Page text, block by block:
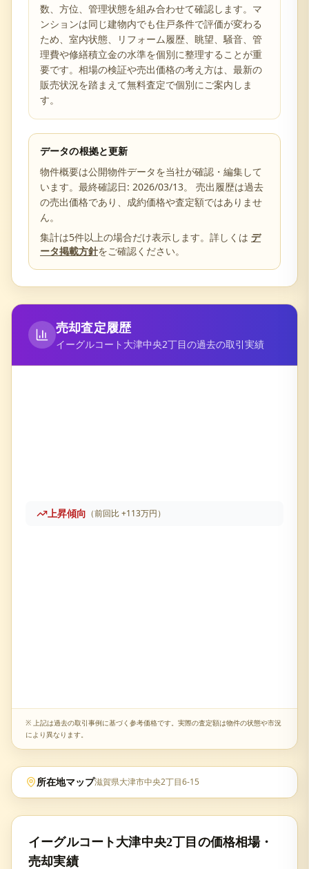
数、方位、管理状態を組み合わせて確認します。マ
ンションは同じ建物内でも住戸条件で評価が変わる
ため、室内状態、リフォーム履歴、眺望、騒音、管
理費や修繕積立金の水準を個別に整理することが重
要です。相場の検証や売出価格の考え方は、最新の
販売状況を踏まえて無料査定で個別にご案内しま
す。
データの根拠と更新
物件概要は公開物件データを当社が確認・編集して
います。最終確認日: 2026/03/13。 売出履歴は過去
の売出価格であり、成約価格や査定額ではありませ
ん。
集計は5件以上の場合だけ表示します。詳しくは デ
ータ掲載方針をご確認ください。
売却査定履歴
イーグルコート大津中央2丁目の過去の取引実績
上昇傾向 （前回比+113万円）
※ 上記は過去の取引事例に基づく参考価格です。実際の査定額は物件の状態や市況
により異なります。
所在地マップ滋賀県大津市中央2丁目6-15
イーグルコート大津中央2丁目 の価格相場・
売却実績